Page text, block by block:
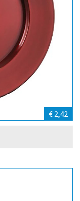
€ 2,42